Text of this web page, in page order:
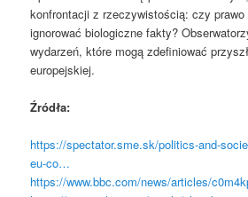
konfrontacji z rzeczywistością: czy prawo
ignorować biologiczne fakty?
wydarzeń, które mogą zdefiniować
europejskiej.
Źródła:
https://spectator.sme.sk/politics-and-
eu-co…
https://www.bbc.com/news/articles/